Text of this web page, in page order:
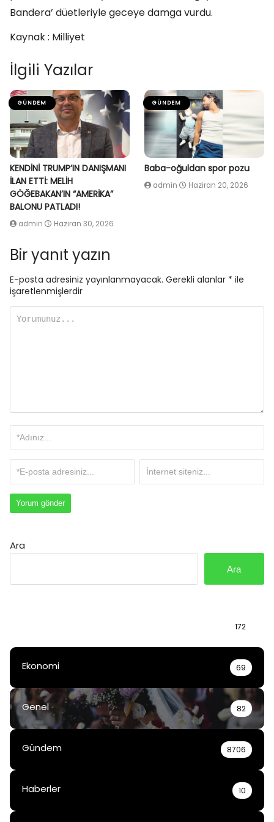
Bandera’ düetleriyle geceye damga vurdu.
Kaynak : Milliyet
İlgili Yazılar
GÜNDEM
KENDİNİ TRUMP’IN DANIŞMANI
İLAN ETTİ: MELİH
GÖĞEBAKAN’IN “AMERİKA”
BALONU PATLADI!
admin Haziran 30, 2026
GÜNDEM
Baba-oğuldan spor pozu
admin Haziran 20, 2026
Bir yanıt yazın
E-posta adresiniz yayınlanmayacak. Gerekli alanlar * ile
işaretlenmişlerdir
Ara
Ara
172
Ekonomi 69
Genel 82
Gündem 8706
Haberler 10